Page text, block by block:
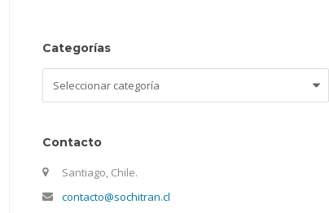
Categorías
Contacto
Santiago, Chile.
contacto@sochitran.cl